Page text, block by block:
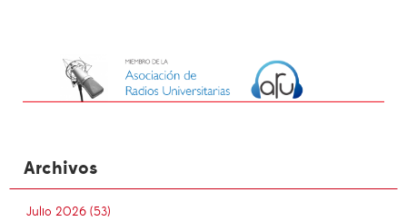
Archivos
Julio 2026 (53)